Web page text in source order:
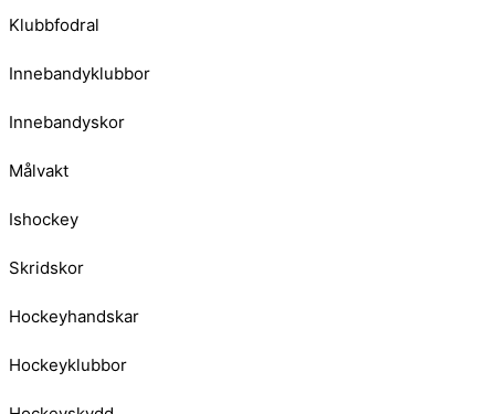
Klubbfodral
Innebandyklubbor
Innebandyskor
Målvakt
Ishockey
Skridskor
Hockeyhandskar
Hockeyklubbor